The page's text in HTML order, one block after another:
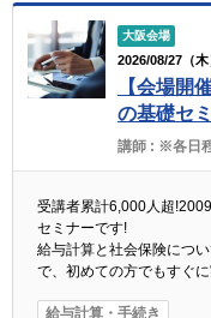
大阪会場
2026/08/27（
【会場開
の基礎セ
講師 : ※各日
受講者累計6,000人超
セミナーです!
給与計算と社会保険につ
で、初めての方でもすぐ
給与計算・手続き